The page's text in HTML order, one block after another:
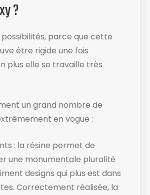
?
parce que cette
être rigide une fois
plus elle se travaille très
un grand nombre de
en vogue :
: la résine permet de
une monumentale pluralité
designs qui plus est dans
Correctement réalisée, la